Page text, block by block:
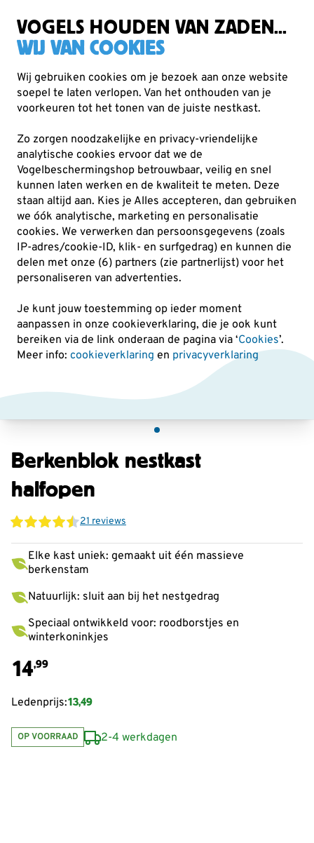
VOGELS HOUDEN VAN ZADEN...
WIJ VAN COOKIES
Wij gebruiken cookies om je bezoek aan onze website
soepel te laten verlopen. Van het onthouden van je
voorkeuren tot het tonen van de juiste nestkast.
Zo zorgen noodzakelijke en privacy-vriendelijke
analytische cookies ervoor dat we de
Vogelbeschermingshop betrouwbaar, veilig en snel
kunnen laten werken en de kwaliteit te meten. Deze
staan altijd aan. Kies je Alles accepteren, dan gebruiken
we óók analytische, marketing en personalisatie
cookies. We verwerken dan persoonsgegevens (zoals
IP-adres/cookie-ID, klik- en surfgedrag) en kunnen die
delen met onze (6) partners (zie partnerlijst) voor het
personaliseren van advertenties.
Je kunt jouw toestemming op ieder moment
aanpassen in onze cookieverklaring, die je ook kunt
bereiken via de link onderaan de pagina via ‘Cookies’.
Meer info: cookieverklaring en privacyverklaring
Nestkasten en vogelhuisjes Top 10 nestkasten
Berkenblok nestkast
halfopen
21 reviews
Elke kast uniek: gemaakt uit één massieve
berkenstam
Natuurlijk: sluit aan bij het nestgedrag
Speciaal ontwikkeld voor: roodborstjes en
winterkoninkjes
14,99
Ledenprijs:13,49
OP VOORRAAD 2-4 werkdagen